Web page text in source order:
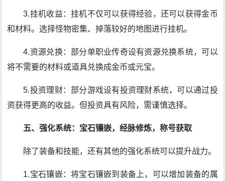
3.挂机收益：挂机不仅可以获得经验，还可以获得金币
和材料。选择怪物密集、掉落较好的地图进行挂机。
4.资源兑换：部分单职业传奇设有资源兑换系统，可以
将不需要的材料或道具兑换成金币或元宝。
5.投资理财：部分游戏设有投资理财系统，可以通过投
资获得更高的收益。但投资具有风险，需谨慎选择。
五、强化系统：宝石镶嵌，经脉修炼，称号获取
除了装备和技能，还有其他的强化系统可以提升战力。
1.宝石镶嵌：将宝石镶嵌到装备上，可以增加装备的属